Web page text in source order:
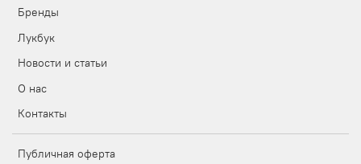
Бренды
Лукбук
Новости и статьи
О нас
Контакты
Публичная оферта